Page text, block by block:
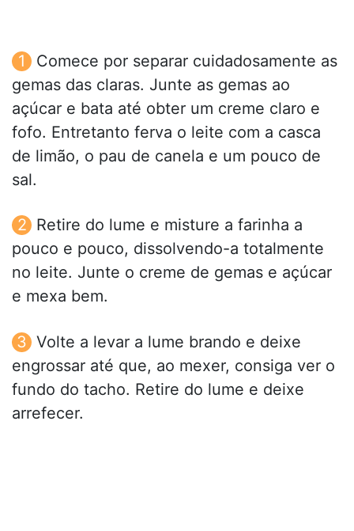
Comece por separar cuidadosamente as
gemas das claras. Junte as gemas ao
açúcar e bata até obter um creme claro e
fofo. Entretanto ferva o leite com a casca
de limão, o pau de canela e um pouco de
sal.
Retire do lume e misture a farinha a
pouco e pouco, dissolvendo-a totalmente
no leite. Junte o creme de gemas e açúcar
e mexa bem.
Volte a levar a lume brando e deixe
engrossar até que, ao mexer, consiga ver o
fundo do tacho. Retire do lume e deixe
arrefecer.